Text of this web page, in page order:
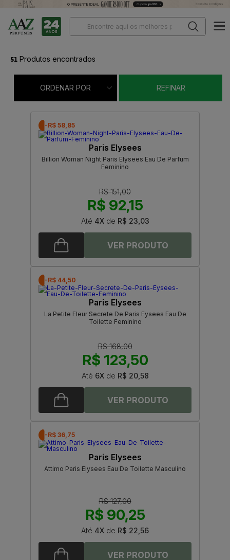
51 Produtos encontrados
ORDENAR POR REFINAR
-R$ 58,85
Paris Elysees
Billion Woman Night Paris Elysees Eau De Parfum
Feminino
R$ 151,00
R$ 92,15
Até 4Xde R$ 23,03
-R$ 44,50
Paris Elysees
La Petite Fleur Secrete De Paris Eysees Eau De
Toilette Feminino
R$ 168,00
R$ 123,50
Até 6Xde R$ 20,58
-R$ 36,75
Paris Elysees
Attimo Paris Elysees Eau De Toilette Masculino
R$ 127,00
R$ 90,25
Até 4X de R$ 22,56